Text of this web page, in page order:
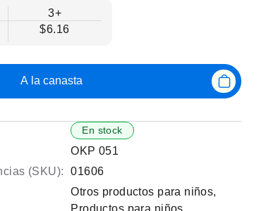
3+
$6.16
A la canasta
En stock
OKP 051
(SKU):
01606
Otros productos para niños,
Productos para niños